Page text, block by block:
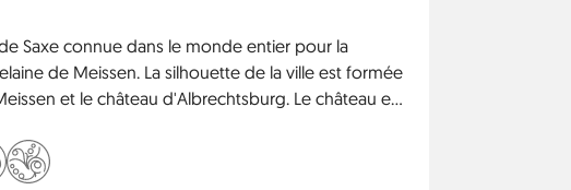
Saxe connue dans le monde entier pour la
de Meissen. La silhouette de la ville est formée
et le château d'Albrechtsburg. Le château est
murales en céramique en porcelaine de